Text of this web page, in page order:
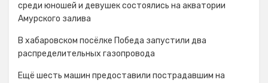
среди юношей и девушек состоялись на акватории
Амурского залива
В хабаровском посёлке Победа запустили два
распределительных газопровода
Ещё шесть машин предоставили пострадавшим на